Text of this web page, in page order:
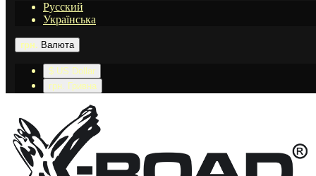
Русский
Українська
грн. Валюта
$ US Dollar
грн. Гривна